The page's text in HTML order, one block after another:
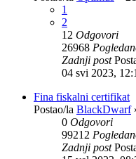
1
2
12 Odgovori
26968
Zadnji post
04 svi 2023,
Fina fiskalni certifikat
Postao/la BlackDwarf
0 Odgovori
99212
Zadnji post